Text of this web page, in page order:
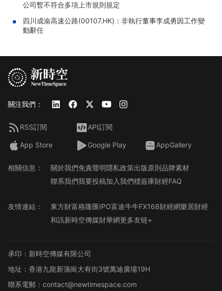
公司暫不符合多項上市規則規定
四川成渝高速公路(00107.HK)：非執行董事李成勇因工作變
動辭任
關注我們：
RSS訂閱 API訂閱
App Store Google Play AppGallery
相關信息： 關於我們免責聲明隱私政策出版原則品牌素材
聯系我們我要投稿加入我們標簽庫財經FAQ
友情連結： 東方財富格隆匯IPO富途牛牛FX168財經網樂居財經
和訊新時空傳媒財華網更多友链+
承印：新時空傳媒有限公司
地址：香港九龍新蒲崗大有街3號萬迪廣場19H
聯系電郵：contact@newtimespace.com